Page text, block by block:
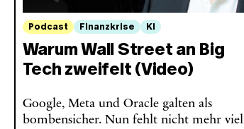
Podcast Finanzkrise KI
Warum Wall Street an Big
Tech zweifelt (Video)
Google, Meta und Oracle galten als
bombensicher. Nun fehlt nicht mehr viel